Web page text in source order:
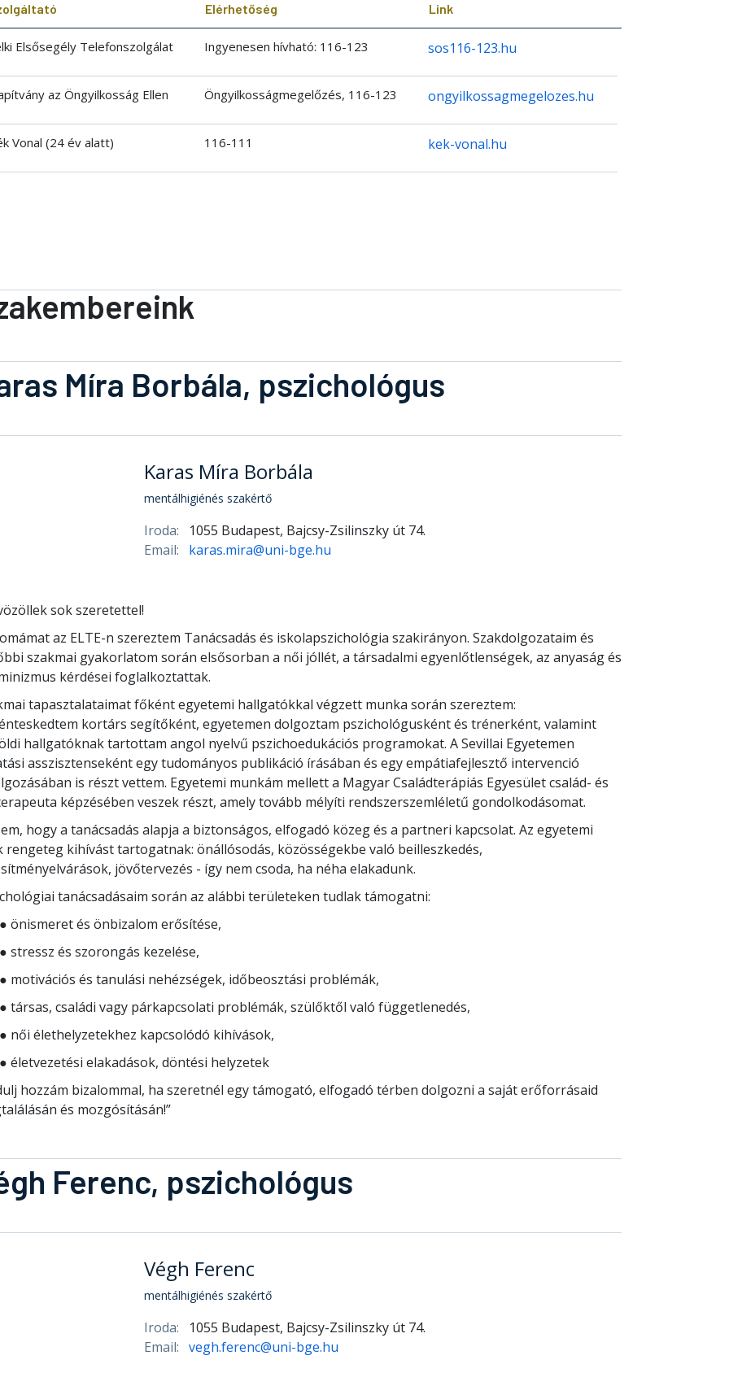
Elérhetőség Link
Elsősegély Telefonszolgálat Ingyenesen hívható: 116-123 sos116-123.hu
az Öngyilkosság Ellen Öngyilkosságmegelőzés, 116-123 ongyilkossagmegelozes.hu
Vonal (24 év alatt) 116-111 kek-vonal.hu
Míra Borbála, pszichológus
Karas Míra Borbála
mentálhigiénés szakértő
Iroda:
1055 Budapest, Bajcsy-Zsilinszky út 74.
Email:
karas.mira@uni-bge.hu
sok szeretettel!
az ELTE-n szereztem Tanácsadás és iskolapszichológia szakirányon. Szakdolgozataim és
kérdései foglalkoztattak.
tapasztalataimat főként egyetemi hallgatókkal végzett munka során szereztem:
kortárs segítőként, egyetemen dolgoztam pszichológusként és trénerként, valamint
hallgatóknak tartottam angol nyelvű pszichoedukációs programokat. A Sevillai Egyetemen
asszisztenseként egy tudományos publikáció írásában és egy empátiafejlesztő intervenció
képzésében veszek részt, amely tovább mélyíti rendszerszemléletű gondolkodásomat.
hogy a tanácsadás alapja a biztonságos, elfogadó közeg és a partneri kapcsolat. Az egyetemi
jövőtervezés - így nem csoda, ha néha elakadunk.
tanácsadásaim során az alábbi területeken tudlak támogatni:
● önismeret és önbizalom erősítése,
● stressz és szorongás kezelése,
● motivációs és tanulási nehézségek, időbeosztási problémák,
● társas, családi vagy párkapcsolati problémák, szülőktől való függetlenedés,
● női élethelyzetekhez kapcsolódó kihívások,
● életvezetési elakadások, döntési helyzetek
Végh Ferenc
mentálhigiénés szakértő